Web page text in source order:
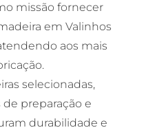
missão fornecer
em Valinhos
aos mais
selecionadas,
preparação e
durabilidade e